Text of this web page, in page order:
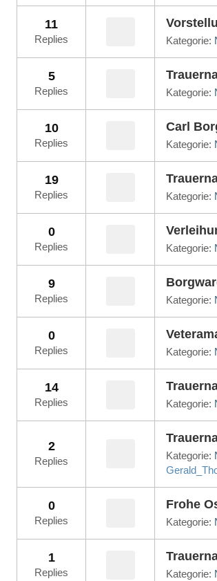
11
Replies Kategorie:
5
Replies Kategorie:
10
Replies
Carl
Kategorie:
19
Replies Kategorie:
0
Replies Kategorie:
9
Replies Kategorie:
0
Replies Kategorie:
14
Replies Kategorie:
2
Replies Kategorie:
0
Replies
Frohe
Kategorie:
1
Replies Kategorie: